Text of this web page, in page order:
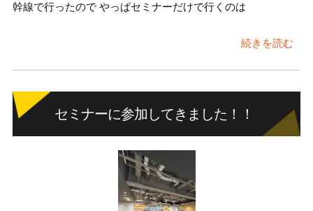
幹線で行ったので やっぱセミナーだけで行くのは
続きを読む
セミナーに参加してきました！！